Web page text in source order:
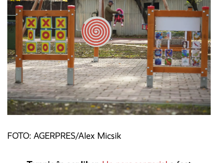
FOTO: AGERPRES/Alex Micsik